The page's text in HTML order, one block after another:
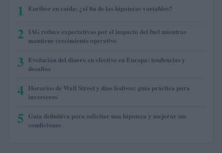
1 Euríbor en caída: ¿el fin de las hipotecas variables?
2 IAG reduce expectativas por el impacto del fuel mientras
mantiene crecimiento operativo
3 Evolución del dinero en efectivo en Europa: tendencias y
desafíos
4 Horarios de Wall Street y días festivos: guía práctica para
inversores
5 Guía definitiva para solicitar una hipoteca y mejorar sus
condiciones